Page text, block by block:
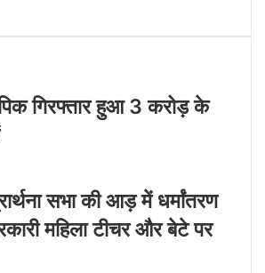
गिरफ्तार हुआ 3 करोड़ के
सभा की आड़ में धर्मांतरण
महिला टीचर और बेटे पर